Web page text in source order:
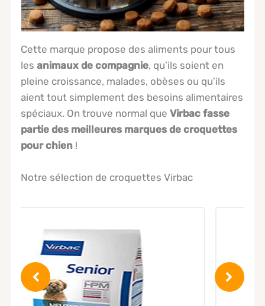
Cette marque propose des aliments pour tous
lesanimaux de compagnie, qu’ils soient en
pleine croissance, malades, obèses ou qu’ils
aient tout simplement des besoins alimentaires
spéciaux. On trouve normal queVirbac fasse
partie des meilleures marques de croquettes
pour chien !
Notre sélection de croquettes Virbac